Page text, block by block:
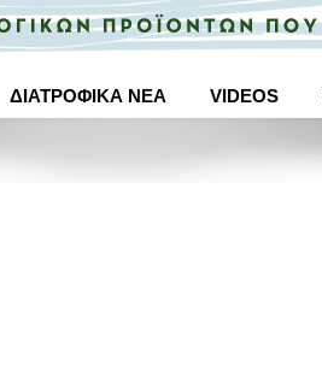
ΔΙΑΤΡΟΦΙΚΑ ΝΕΑ VIDEOS